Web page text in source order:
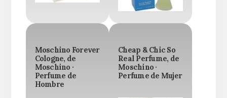
Moschino Forever
Cologne, de
Moschino ·
Perfume de
Hombre
Cheap & Chic So
Real Perfume, de
Moschino ·
Perfume de Mujer